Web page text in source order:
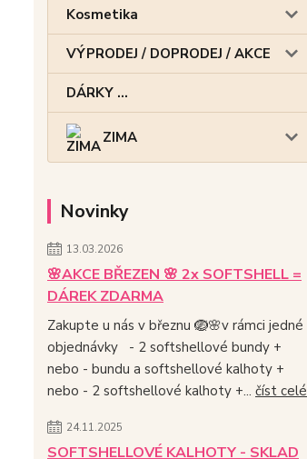
Kosmetika
VÝPRODEJ / DOPRODEJ / AKCE
DÁRKY ...
ZIMA
Novinky
13.03.2026
🌸AKCE BŘEZEN 🌸 2x SOFTSHELL =
DÁREK ZDARMA
Zakupte u nás v březnu 🪺🌸v rámci jedné
objednávky - 2 softshellové bundy +
nebo - bundu a softshellové kalhoty +
nebo - 2 softshellové kalhoty +... číst celé
24.11.2025
SOFTSHELLOVÉ KALHOTY - SKLAD